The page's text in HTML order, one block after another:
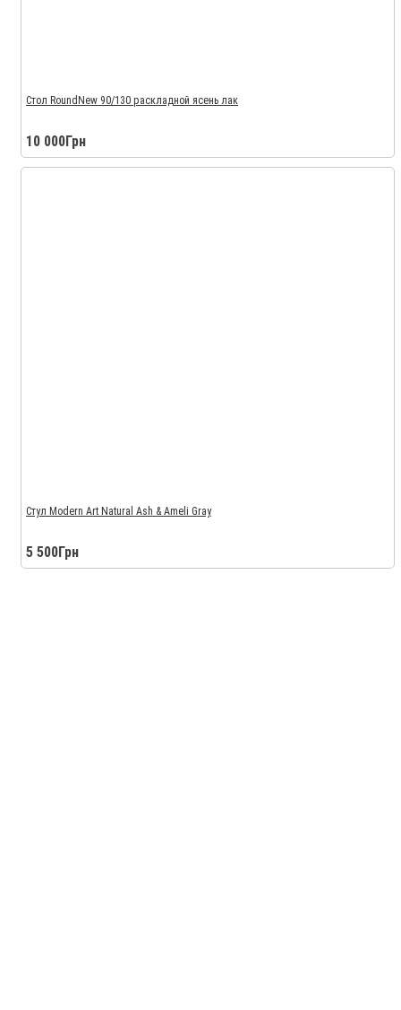
Стол RoundNew 90/130 раскладной ясень лак
10 000Грн
Стул Modern Art Natural Ash & Ameli Gray
5 500Грн